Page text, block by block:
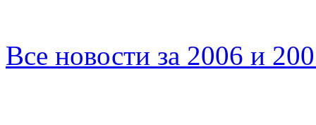
Все новости за 2006 и